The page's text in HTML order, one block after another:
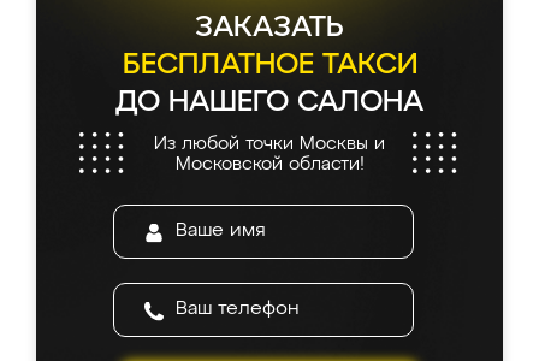
ЗАКАЗАТЬ
БЕСПЛАТНОЕ ТАКСИ
ДО НАШЕГО САЛОНА
Из любой точки Москвы и
Московской области!